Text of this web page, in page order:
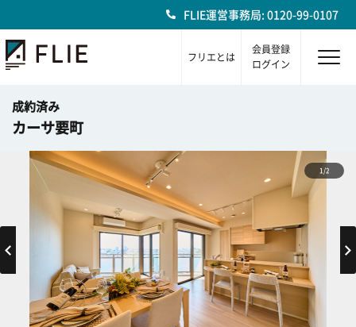
FLIE運営事務局: 0120-99-0107
フリエとは
会員登録
ログイン
成約済み
カーサ要町
1/2